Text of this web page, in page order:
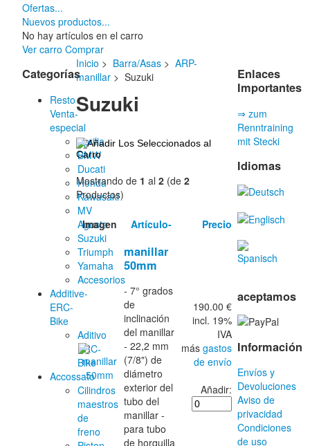
Ofertas...
Nuevos productos...
No hay artículos en el carro
Ver carro Comprar
Categorías
Resto
Venta-
especial
Aprilia
BMW
Ducati
Honda
Kawasaki
MV
Agusta
Suzuki
Triumph
Yamaha
Accesorios
Additive-
ERC-
Bike
Aditivo
ERC-
Bike
Accossato
Cilindros
maestros
de
freno
Inicio > Barra/Asas> ARP-
manillar> Suzuki
Suzuki
Mostrando de 1 al 2(de 2
Productos)
Imagen Artículo- Precio
manillar
50mm
- 7° grados
de
inclinación
del manillar
- 22,2 mm
(7/8") de
diámetro
exterior del
tubo del
manillar -
para tubo
de horquilla
190.00 €
incl. 19%
IVA
más gastos
de envío
Añadir:
Enlaces
Importantes
⇒ zum
Renntraining
mit Stecki
Idiomas
aceptamos
Información
Envíos y
Devoluciones
Aviso de
privacidad
Condiciones
de uso